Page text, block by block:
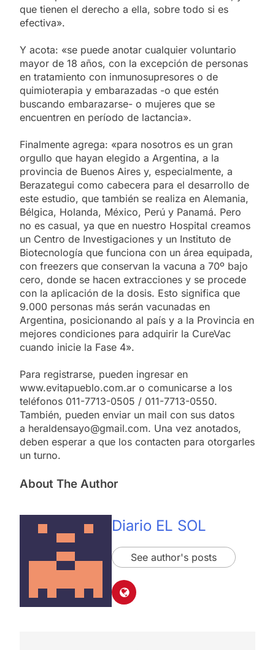
que tienen el derecho a ella, sobre todo si es
efectiva».
Y acota: «se puede anotar cualquier voluntario
mayor de 18 años, con la excepción de personas
en tratamiento con inmunosupresores o de
quimioterapia y embarazadas -o que estén
buscando embarazarse- o mujeres que se
encuentren en período de lactancia».
Finalmente agrega: «para nosotros es un gran
orgullo que hayan elegido a Argentina, a la
provincia de Buenos Aires y, especialmente, a
Berazategui como cabecera para el desarrollo de
este estudio, que también se realiza en Alemania,
Bélgica, Holanda, México, Perú y Panamá. Pero
no es casual, ya que en nuestro Hospital creamos
un Centro de Investigaciones y un Instituto de
Biotecnología que funciona con un área equipada,
con freezers que conservan la vacuna a 70º bajo
cero, donde se hacen extracciones y se procede
con la aplicación de la dosis. Esto significa que
9.000 personas más serán vacunadas en
Argentina, posicionando al país y a la Provincia en
mejores condiciones para adquirir la CureVac
cuando inicie la Fase 4».
Para registrarse, pueden ingresar en
www.evitapueblo.com.ar o comunicarse a los
teléfonos 011-7713-0505 / 011-7713-0550.
También, pueden enviar un mail con sus datos
a heraldensayo@gmail.com. Una vez anotados,
deben esperar a que los contacten para otorgarles
un turno.
About The Author
Diario EL SOL
See author's posts